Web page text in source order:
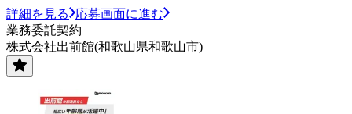
詳細を見る
応募画面に進む
業務委託契約
株式会社出前館(和歌山県和歌山市)